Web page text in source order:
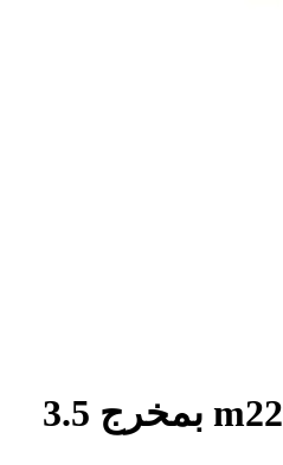
هاند فري هوكو m22 بمخرج 3.5